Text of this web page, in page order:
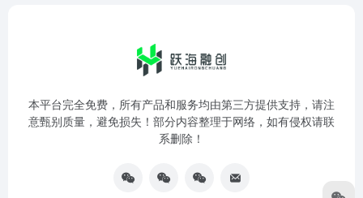
本平台完全免费，所有产品和服务均由第三方提供支持，请注
意甄别质量，避免损失！部分内容整理于网络，如有侵权请联
系删除！